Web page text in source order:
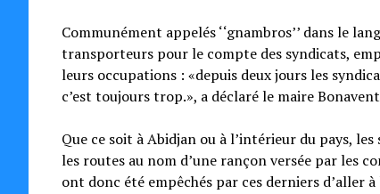
Communément appelés ‘‘gnambros’’ dans le
transporteurs pour le compte des syndicats,
leurs occupations : «depuis deux jours les
c’est toujours trop.», a déclaré le maire
Que ce soit à Abidjan ou à l’intérieur du pays,
les routes au nom d’une rançon versée par les
ont donc été empêchés par ces derniers d’aller